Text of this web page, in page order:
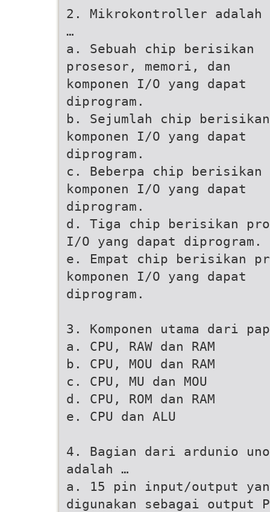
2. Mikrokontroller adalah
…
a. Sebuah chip berisikan
prosesor, memori, dan
komponen I/O yang dapat
diprogram.
b. Sejumlah chip
komponen I/O yang dapat
diprogram.
c. Beberpa chip berisikan
komponen I/O yang dapat
diprogram.
d. Tiga chip berisikan
I/O yang dapat diprogram.
e. Empat chip berisikan
komponen I/O yang dapat
diprogram.
3. Komponen utama dari
a. CPU, RAW dan RAM
b. CPU, MOU dan RAM
c. CPU, MU dan MOU
d. CPU, ROM dan RAM
e. CPU dan ALU
4. Bagian dari ardunio
adalah …
a. 15 pin input/output
digunakan sebagai output